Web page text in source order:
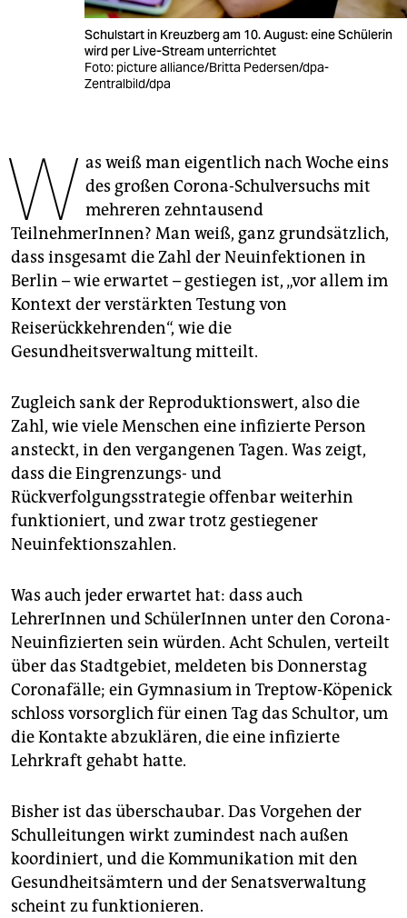
veranstaltungen
fragen & hilfe
abo
genossenschaft
epaper login
Schulstart in Kreuzberg am 10. August: eine Schülerin
wird per Live-Stream unterrichtet
Foto: picture alliance/Britta Pedersen/dpa-
Zentralbild/dpa
W as weiß man eigentlich nach Woche eins
des großen Corona-Schulversuchs mit
mehreren zehntausend
TeilnehmerInnen? Man weiß, ganz grundsätzlich,
dass insgesamt die Zahl der Neuinfektionen in
Berlin – wie erwartet – gestiegen ist, „vor allem im
Kontext der verstärkten Testung von
Reiserückkehrenden“, wie die
Gesundheitsverwaltung mitteilt.
Zugleich sank der Reproduktionswert, also die
Zahl, wie viele Menschen eine infizierte Person
ansteckt, in den vergangenen Tagen. Was zeigt,
dass die Eingrenzungs- und
Rückverfolgungsstrategie offenbar weiterhin
funktioniert, und zwar trotz gestiegener
Neuinfektionszahlen.
Was auch jeder erwartet hat: dass auch
LehrerInnen und SchülerInnen unter den Corona-
Neuinfizierten sein würden. Acht Schulen, verteilt
über das Stadtgebiet, meldeten bis Donnerstag
Coronafälle; ein Gymnasium in Treptow-Köpenick
schloss vorsorglich für einen Tag das Schultor, um
die Kontakte abzuklären, die eine infizierte
Lehrkraft gehabt hatte.
Bisher ist das überschaubar. Das Vorgehen der
Schulleitungen wirkt zumindest nach außen
koordiniert, und die Kommunikation mit den
Gesundheitsämtern und der Senatsverwaltung
scheint zu funktionieren.